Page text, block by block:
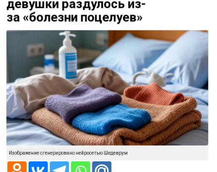
Daily Mirror: лицо молодой
девушки раздулось из-
за «болезни поцелуев»